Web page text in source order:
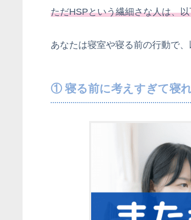
ただHSPという繊細さな人は、
あなたは寝室や寝る前の行動で
① 寝る前に考えすぎて寝